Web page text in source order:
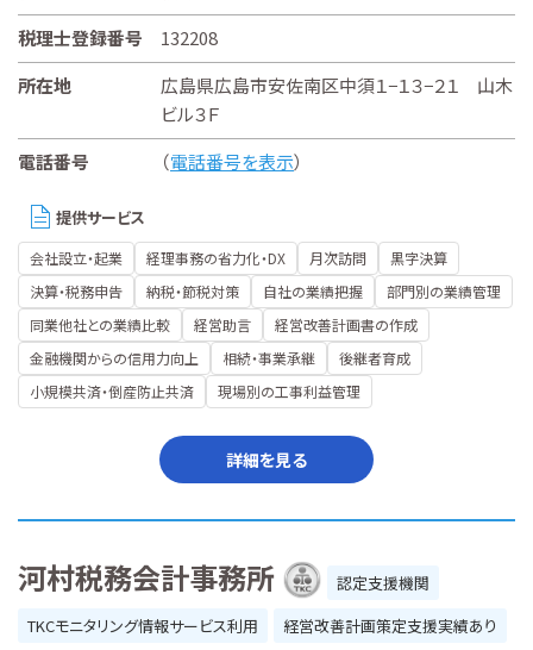
税理士登録番号
132208
所在地
広島県広島市安佐南区中須１−１３−２１ 山木
ビル３Ｆ
電話番号
（電話番号を表示）
提供サービス
会社設立・起業 経理事務の省力化・DX 月次訪問
黒字決算
決算・税務申告
納税・節税対策 自社の業績把握
部門別の業績管理
同業他社との業績比較
経営助言
経営改善計画書の作成
金融機関からの信用力向上
相続・事業承継
後継者育成
小規模共済・倒産防止共済
現場別の工事利益管理
詳細を見る
河村税務会計事務所
認定支援機関
TKCモニタリング情報サービス利用
経営改善計画策定支援実績あり